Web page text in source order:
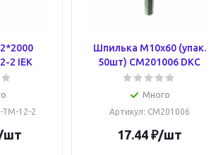
2 IEK
TM-12-2
шт
Шпилька М10х60 (упак.
50шт) CM201006 DKC
Много
Артикул: CM201006
17.44₽/шт